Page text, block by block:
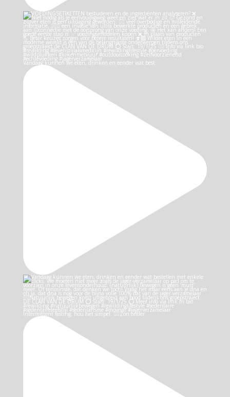
Vandaag kunnen we eten, drinken en eender wat best
Intermittent fasting: hou het simpel: 👉🏻Zon onder